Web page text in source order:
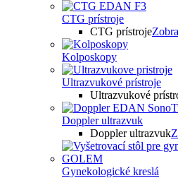
CTG prístroje
CTG prístroje
Kolposkopy
Ultrazvukové prístroje
Ultrazvukové
Doppler ultrazvuk
Doppler ultrazvuk
Gynekologické kreslá